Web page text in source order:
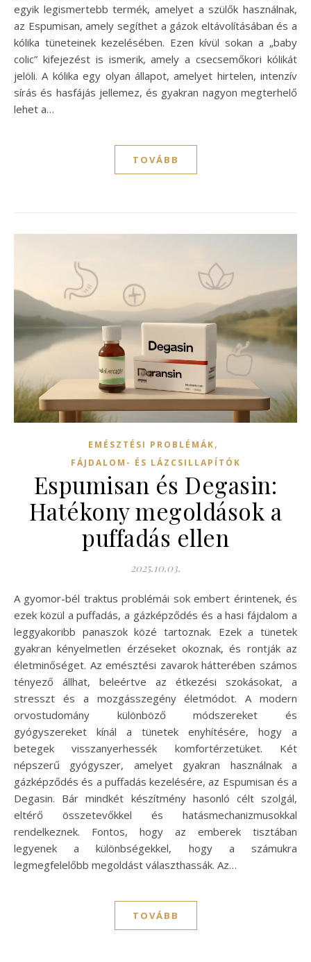
egyik legismertebb termék, amelyet a szülők használnak,
az Espumisan, amely segíthet a gázok eltávolításában és a
kólika tüneteinek kezelésében. Ezen kívül sokan a „baby
colic” kifejezést is ismerik, amely a csecsemőkori kólikát
jelöli. A kólika egy olyan állapot, amelyet hirtelen, intenzív
sírás és hasfájás jellemez, és gyakran nagyon megterhelő
lehet a…
TOVÁBB
EMÉSZTÉSI PROBLÉMÁK,
FÁJDALOM- ÉS LÁZCSILLAPÍTÓK
Espumisan és Degasin:
Hatékony megoldások a
puffadás ellen
2025.10.03.
A gyomor-bél traktus problémái sok embert érintenek, és
ezek közül a puffadás, a gázképződés és a hasi fájdalom a
leggyakoribb panaszok közé tartoznak. Ezek a tünetek
gyakran kényelmetlen érzéseket okoznak, és rontják az
életminőséget. Az emésztési zavarok hátterében számos
tényező állhat, beleértve az étkezési szokásokat, a
stresszt és a mozgásszegény életmódot. A modern
orvostudomány különböző módszereket és
gyógyszereket kínál a tünetek enyhítésére, hogy a
betegek visszanyerhessék komfortérzetüket. Két
népszerű gyógyszer, amelyet gyakran használnak a
gázképződés és a puffadás kezelésére, az Espumisan és a
Degasin. Bár mindkét készítmény hasonló célt szolgál,
eltérő összetevőkkel és hatásmechanizmusokkal
rendelkeznek. Fontos, hogy az emberek tisztában
legyenek a különbségekkel, hogy a számukra
legmegfelelőbb megoldást választhassák. Az…
TOVÁBB